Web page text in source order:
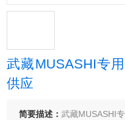
武藏MUSASHI专
供应
简要描述：武藏MUSASHI